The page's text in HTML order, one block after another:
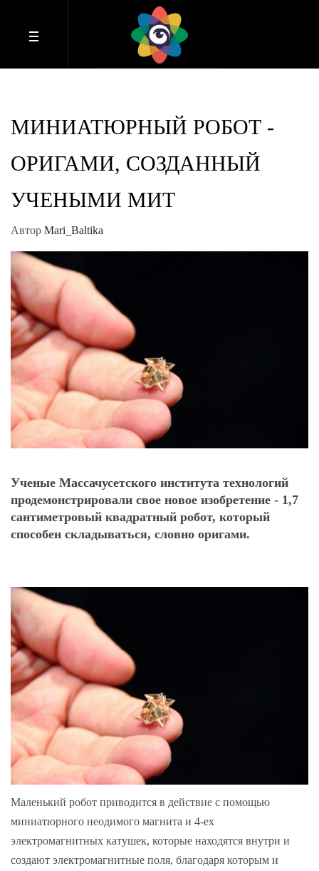
МИНИАТЮРНЫЙ РОБОТ -
ОРИГАМИ, СОЗДАННЫЙ
УЧЕНЫМИ МИТ
Автор Mari_Baltika
Ученые Массачусетского института технологий
продемонстрировали свое новое изобретение - 1,7
сантиметровый квадратный робот, который
способен складываться, словно оригами.
Маленький робот приводится в действие с помощью
миниатюрного неодимого магнита и 4-ех
электромагнитных катушек, которые находятся внутри и
создают электромагнитные поля, благодаря которым и